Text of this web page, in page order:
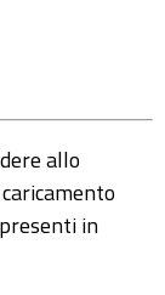
allo
in